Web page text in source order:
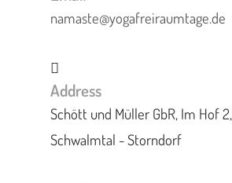
namaste@yogafreiraumtage.de
Address
Schött und Müller GbR, Im Hof
Schwalmtal - Storndorf